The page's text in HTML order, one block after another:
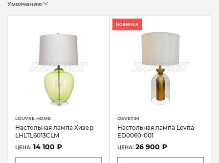
Умолчанию
LOUVRE HOME
Настольная лампа Хизер
LHLTL6013CLM
ЦЕНА: 14 100 ₽
НОВИНКА
OSVETIM
Настольная лампа Levita
ED0060-001
ЦЕНА: 26 900 ₽